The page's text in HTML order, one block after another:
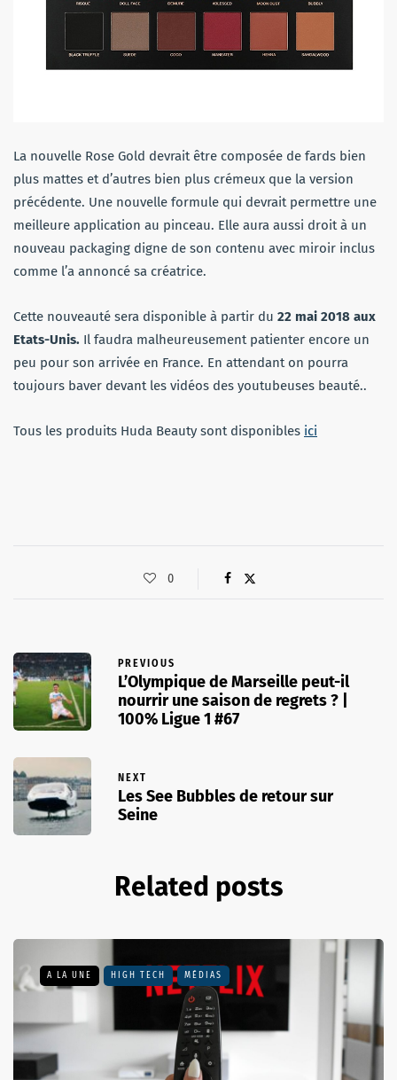
La nouvelle Rose Gold devrait être composée de fards bien
plus mattes et d’autres bien plus crémeux que la version
précédente. Une nouvelle formule qui devrait permettre une
meilleure application au pinceau. Elle aura aussi droit à un
nouveau packaging digne de son contenu avec miroir inclus
comme l’a annoncé sa créatrice.
Cette nouveauté sera disponible à partir du 22 mai 2018 aux
Etats-Unis. Il faudra malheureusement patienter encore un
peu pour son arrivée en France. En attendant on pourra
toujours baver devant les vidéos des youtubeuses beauté..
Tous les produits Huda Beauty sont disponibles ici
0
PREVIOUS
L’Olympique de Marseille peut-il
nourrir une saison de regrets ? |
100% Ligue 1 #67
NEXT
Les See Bubbles de retour sur
Seine
Related posts
A LA UNE HIGH TECH MÉDIAS